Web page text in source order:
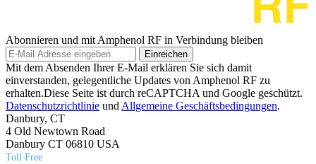
Abonnieren und mit Amphenol RF in Verbindung bleiben
Einreichen
Mit dem Absenden Ihrer E-Mail erklären Sie sich damit
einverstanden, gelegentliche Updates von Amphenol RF zu
erhalten.Diese Seite ist durch reCAPTCHA und Google geschützt.
Datenschutzrichtlinie und Allgemeine Geschäftsbedingungen.
Danbury, CT
4 Old Newtown Road
Danbury CT 06810 USA
Toll Free